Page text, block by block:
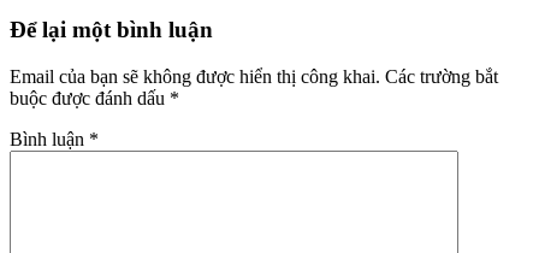
Để lại một bình luận
Email của bạn sẽ không được hiển thị công khai. Các trường bắt
buộc được đánh dấu *
Bình luận *